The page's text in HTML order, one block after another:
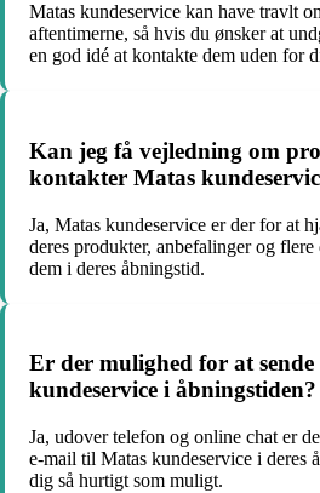
Matas kundeservice kan have travlt
aftentimerne, så hvis du ønsker at
en god idé at kontakte dem uden for
Kan jeg få vejledning om
kontakter Matas
Ja, Matas kundeservice er der for at
deres produkter, anbefalinger og
dem i deres åbningstid.
Er der mulighed for at
kundeservice i åbningstiden?
Ja, udover telefon og online chat er
e-mail til Matas kundeservice i deres
dig så hurtigt som muligt.